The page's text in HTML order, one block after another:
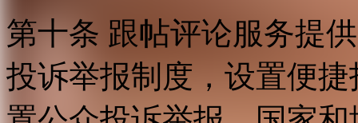
第十条 跟帖评论服务提
投诉举报制度，设置便